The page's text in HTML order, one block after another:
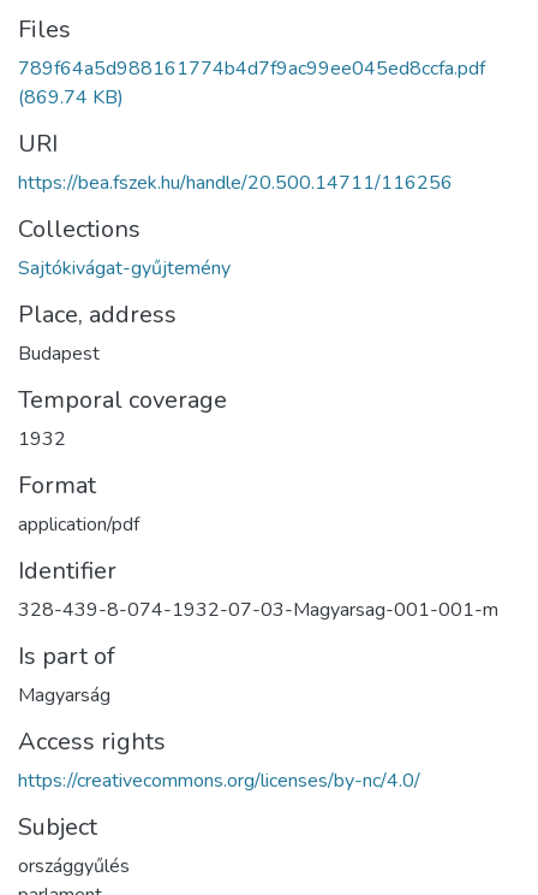
Files
789f64a5d988161774b4d7f9ac99ee045ed8ccfa.pdf
(869.74 KB)
URI
https://bea.fszek.hu/handle/20.500.14711/116256
Collections
Sajtókivágat-gyűjtemény
Place, address
Budapest
Temporal coverage
1932
Format
application/pdf
Identifier
328-439-8-074-1932-07-03-Magyarsag-001-001-m
Is part of
Magyarság
Access rights
https://creativecommons.org/licenses/by-nc/4.0/
Subject
országgyűlés